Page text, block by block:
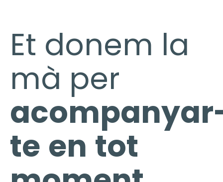
Et donem la
mà per
te en tot